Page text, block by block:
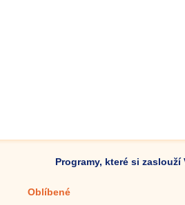
Programy, které si
Oblíbené